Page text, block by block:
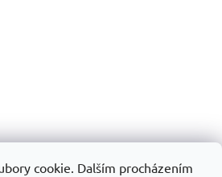
cookie. Dalším procházením